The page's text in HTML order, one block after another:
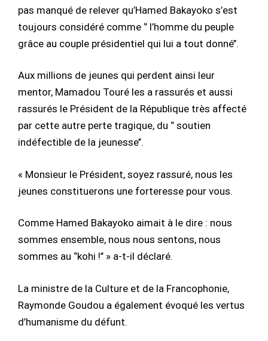
pas manqué de relever qu’Hamed Bakayoko s’est
toujours considéré comme ‘’ l’homme du peuple
grâce au couple présidentiel qui lui a tout donné’’.
Aux millions de jeunes qui perdent ainsi leur
mentor, Mamadou Touré les a rassurés et aussi
rassurés le Président de la République très affecté
par cette autre perte tragique, du ‘’ soutien
indéfectible de la jeunesse’’.
« Monsieur le Président, soyez rassuré, nous les
jeunes constituerons une forteresse pour vous.
Comme Hamed Bakayoko aimait à le dire : nous
sommes ensemble, nous nous sentons, nous
sommes au ‘’kohi !’’ » a-t-il déclaré.
La ministre de la Culture et de la Francophonie,
Raymonde Goudou a également évoqué les vertus
d’humanisme du défunt.